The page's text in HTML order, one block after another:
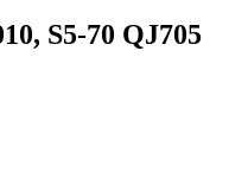
S5-70 QJ705